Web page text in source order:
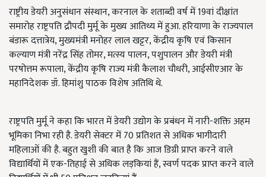
राष्ट्रीय डेयरी अनुसंधान संस्थान, करनाल के शताब्दी वर्ष में 19वां दीक्षांत
समारोह राष्ट्रपति द्रौपदी मुर्मू के मुख्य आतिथ्य में हुआ. हरियाणा के राज्यपाल
बंडारू दत्तात्रेय, मुख्यमंत्री मनोहर लाल खट्टर, केंद्रीय कृषि एवं किसान
कल्याण मंत्री नरेंद्र सिंह तोमर, मत्स्य पालन, पशुपालन और डेयरी मंत्री
परषोत्तम रूपाला, केंद्रीय कृषि राज्य मंत्री कैलाश चौधरी, आईसीएआर के
महानिदेशक डॉ. हिमांशु पाठक विशेष अतिथि थे.
राष्ट्रपति मुर्मू ने कहा कि भारत में डेयरी उद्योग के प्रबंधन में नारी-शक्ति अहम
भूमिका निभा रही है. डेयरी सेक्टर में 70 प्रतिशत से अधिक भागीदारी
महिलाओं की है. बहुत खुशी की बात है कि आज डिग्री प्राप्त करने वाले
विद्यार्थियों में एक-तिहाई से अधिक लड़कियां हैं, स्वर्ण पदक प्राप्त करने वाले